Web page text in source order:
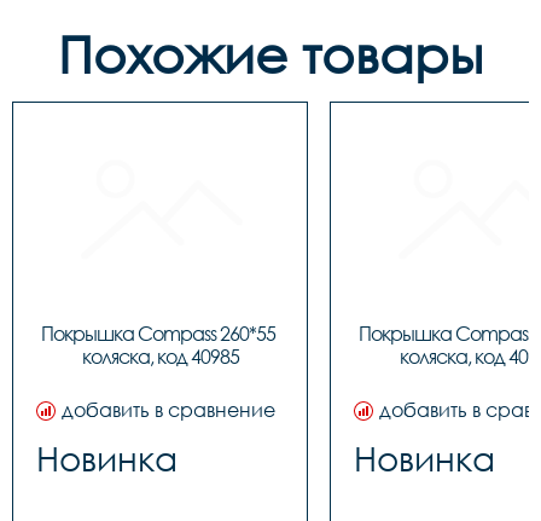
Похожие товары
Покрышка Compass 260*55
коляска, код 40985
добавить в сравнение
Новинка
Покрышка Compass
коляска, код
добавить в
Новинка